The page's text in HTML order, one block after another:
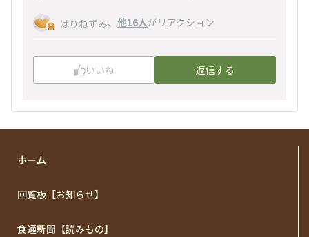
はりねずみ、 他16人がリアクション
いいね 返信する
ホーム
回覧板【お知らせ】
食通新聞【読みもの】